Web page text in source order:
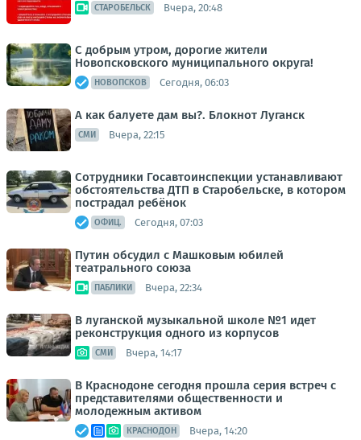
СТАРОБЕЛЬСК Вчера, 20:48
С добрым утром, дорогие жители
Новопсковского муниципального округа!
НОВОПСКОВ Сегодня, 06:03
А как балуете дам вы?. Блокнот Луганск
СМИ Вчера, 22:15
Сотрудники Госавтоинспекции устанавливают
обстоятельства ДТП в Старобельске, в котором
пострадал ребёнок
ОФИЦ. Сегодня, 07:03
Путин обсудил с Машковым юбилей
театрального союза
ПАБЛИКИ Вчера, 22:34
В луганской музыкальной школе №1 идет
реконструкция одного из корпусов
СМИ Вчера, 14:17
В Краснодоне сегодня прошла серия встреч с
представителями общественности и
молодежным активом
КРАСНОДОН Вчера, 14:20